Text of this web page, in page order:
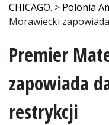
CHICAGO. > Polonia
Morawiecki
Premier
zapowiada
restrykcji